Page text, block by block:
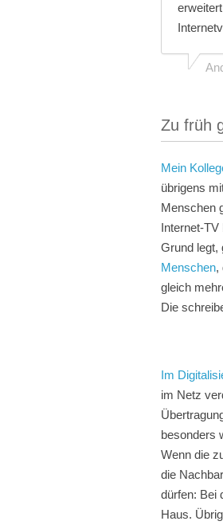
Zu früh
Mein
übrigens
Menschen
Internet-
Grund legt,
Menschen,
gleich
Die
Im
im Netz
besonders
Wenn die
die
dürfen: Bei
Haus.